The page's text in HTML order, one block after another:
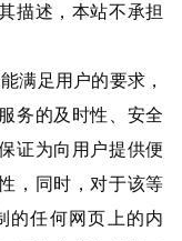
描述，本站不承担
满足用户的要求，
务的及时性、安全
证为向用户提供便
，同时，对于该等
的任何网页上的内